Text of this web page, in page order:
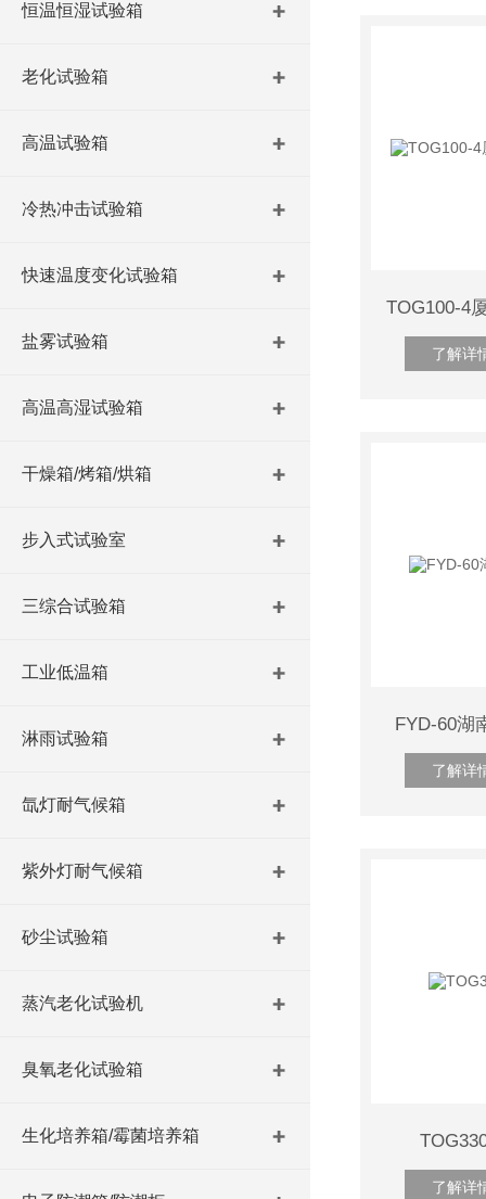
恒温恒湿试验箱
老化试验箱
高温试验箱
冷热冲击试验箱
快速温度变化试验箱
盐雾试验箱
高温高湿试验箱
干燥箱/烤箱/烘箱
步入式试验室
三综合试验箱
工业低温箱
淋雨试验箱
氙灯耐气候箱
紫外灯耐气候箱
砂尘试验箱
蒸汽老化试验机
臭氧老化试验箱
生化培养箱/霉菌培养箱
了解详
FYD-60湖
了解详
了解详